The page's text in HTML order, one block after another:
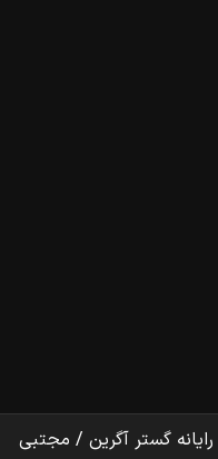
رایانه گستر آگرین / مجتبی